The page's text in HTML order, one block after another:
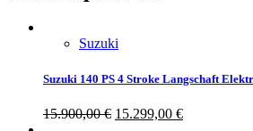
Suzuki
Suzuki 140 PS 4 Stroke Langschaft
15.900,00€ 15.299,00 €